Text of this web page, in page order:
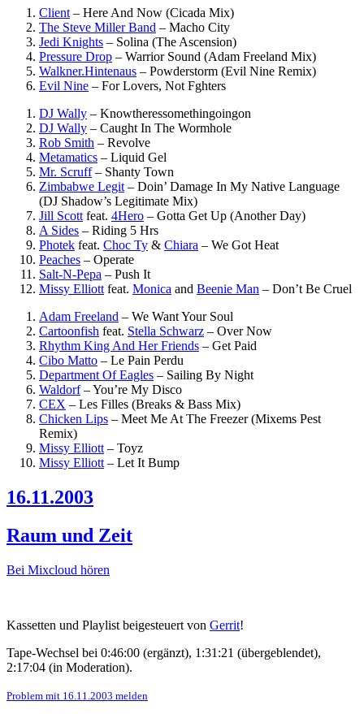
Client – Here And Now (Cicada Mix)
The Steve Miller Band – Macho City
Jedi Knights – Solina (The Ascension)
Pressure Drop – Warrior Sound (Adam Freeland Mix)
Walkner.Hintenaus – Powderstorm (Evil Nine Remix)
Evil Nine – For Lovers, Not Fghters
DJ Wally – Knowtheressomethingoingon
DJ Wally – Caught In The Wormhole
Rob Smith – Revolve
Metamatics – Liquid Gel
Mr. Scruff– Shanty Town
Zimbabwe Legit – Doin’ Damage In My Native Language
(DJ Shadow’s Legitimate Mix)
Jill Scott feat. 4Hero – Gotta Get Up (Another Day)
A Sides – Riding 5 Hrs
Photek feat. Choc Ty & Chiara – We Got Heat
Peaches – Operate
Salt-N-Pepa – Push It
Missy Elliott feat. Monica and Beenie Man – Don’t Be Cruel
Adam Freeland – We Want Your Soul
Cartoonfish feat. Stella Schwarz – Over Now
Rhythm King And Her Friends – Get Paid
Cibo Matto – Le Pain Perdu
Department Of Eagles – Sailing By Night
Waldorf–You’re My Disco
CEX – Les Filles (Breaks & Bass Mix)
Chicken Lips – Meet Me At The Freezer (Mixems Pest
Remix)
Missy Elliott – Toyz
Missy Elliott – Let It Bump
16.11.2003
Raum und Zeit
Bei Mixcloud hören
Kassetten und Playlist beigesteuert von Gerrit!
Tape-Wechsel bei 0:46:00 (ergänzt), 1:31:21 (übergeblendet),
2:17:04 (in Moderation).
Problem mit 16.11.2003 melden